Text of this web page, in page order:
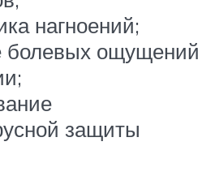
нагноений;
болевых ощущений
защиты